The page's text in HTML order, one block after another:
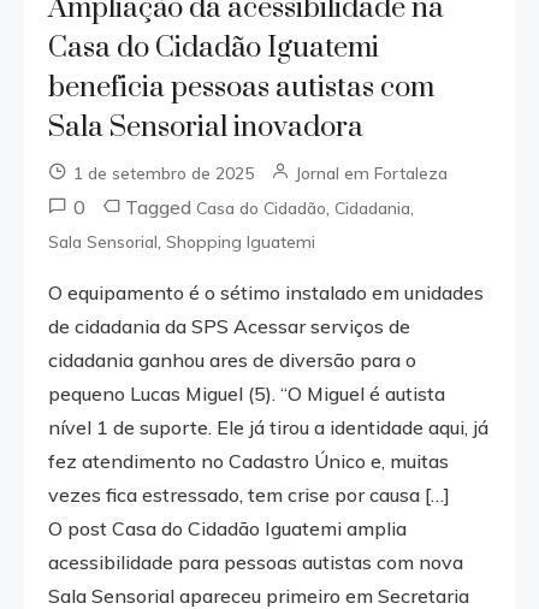
Ampliação da acessibilidade na
Casa do Cidadão Iguatemi
beneficia pessoas autistas com
Sala Sensorial inovadora
1 de setembro de 2025 Jornal em Fortaleza
0 TaggedCasa do Cidadão ,Cidadania
Sala Sensorial ,Shopping Iguatemi
O equipamento é o sétimo instalado em unidades
de cidadania da SPS Acessar serviços de
cidadania ganhou ares de diversão para o
pequeno Lucas Miguel (5). “O Miguel é autista
nível 1 de suporte. Ele já tirou a identidade aqui, já
fez atendimento no Cadastro Único e, muitas
vezes fica estressado, tem crise por causa […]
O post Casa do Cidadão Iguatemi amplia
acessibilidade para pessoas autistas com nova
Sala Sensorial apareceu primeiro em Secretaria